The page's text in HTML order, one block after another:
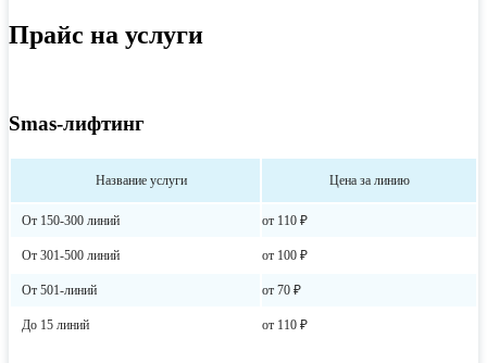
Прайс на услуги
Smas-лифтинг
Название услуги Цена за линию
От 150-300 линий от 110 ₽
От 301-500 линий от 100 ₽
От 501-линий от 70 ₽
До 15 линий от 110 ₽